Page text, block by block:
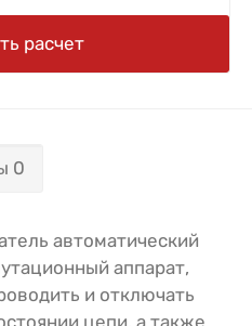
расчет
0
автоматический
аппарат,
и отключать
цепи, а также